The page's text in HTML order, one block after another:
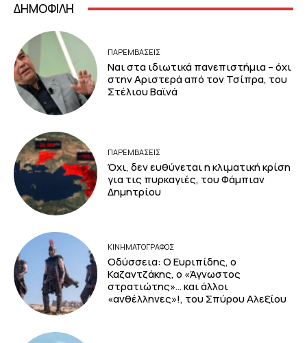
ΔΗΜΟΦΙΛΗ
ΠΑΡΕΜΒΑΣΕΙΣ
Ναι στα ιδιωτικά πανεπιστήμια – όχι
στην Αριστερά από τον Τσίπρα, του
Στέλιου Βαϊνά
ΠΑΡΕΜΒΑΣΕΙΣ
Όχι, δεν ευθύνεται η κλιματική κρίση
για τις πυρκαγιές, του Φάμπιαν
Δημητρίου
ΚΙΝΗΜΑΤΟΓΡΆΦΟΣ
Οδύσσεια: Ο Ευριπίδης, ο
Καζαντζάκης, ο «Άγνωστος
στρατιώτης»… και άλλοι
«ανθέλληνες»!, του Σπύρου Αλεξίου